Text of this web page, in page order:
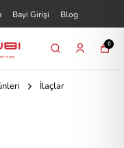
Bayi Girişi Blog
0
İlaçlar